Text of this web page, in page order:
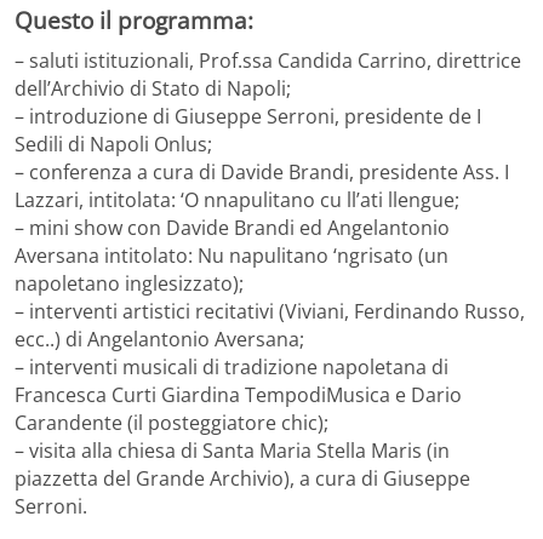
Questo il programma:
– saluti istituzionali, Prof.ssa Candida Carrino, direttrice
dell’Archivio di Stato di Napoli;
– introduzione di Giuseppe Serroni, presidente de I
Sedili di Napoli Onlus;
– conferenza a cura di Davide Brandi, presidente Ass. I
Lazzari, intitolata: ‘O nnapulitano cu ll’ati llengue;
– mini show con Davide Brandi ed Angelantonio
Aversana intitolato: Nu napulitano ‘ngrisato (un
napoletano inglesizzato);
– interventi artistici recitativi (Viviani, Ferdinando Russo,
ecc..) di Angelantonio Aversana;
– interventi musicali di tradizione napoletana di
Francesca Curti Giardina TempodiMusica e Dario
Carandente (il posteggiatore chic);
– visita alla chiesa di Santa Maria Stella Maris (in
piazzetta del Grande Archivio), a cura di Giuseppe
Serroni.